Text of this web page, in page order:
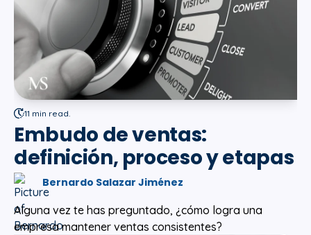
11 min read.
Embudo de ventas:
definición, proceso y etapas
Bernardo Salazar Jiménez
Alguna vez te has preguntado, ¿cómo logra una
empresa mantener ventas consistentes?